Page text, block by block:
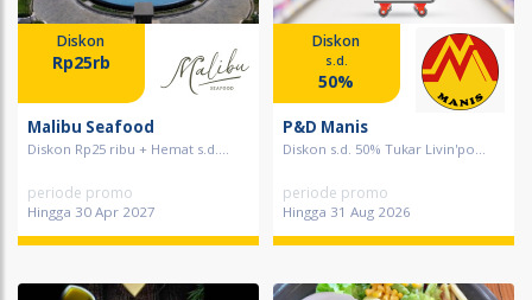
Diskon
Rp25rb
Malibu Seafood
Diskon Rp25 ribu + Hemat s.d....
periode promo
Hingga 30 Apr 2027
Diskon
s.d.
50%
P&D Manis
Diskon s.d. 50% Tukar Livin'po...
periode promo
Hingga 31 Aug 2026